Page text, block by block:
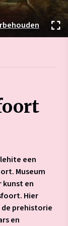
een
Museum
kunst en
Hier
de prehistorie
en